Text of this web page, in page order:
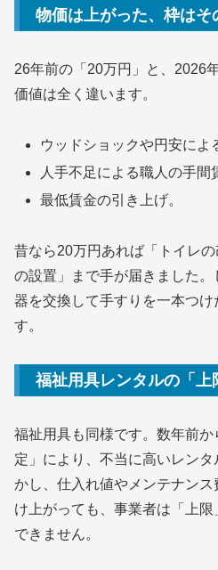
物価は上がった、枠はそ
26年前の「20万円」と、2026
価値は全く違います。
ウッドショックや円安によ
人手不足による職人の手間
最低賃金の引き上げ。
昔なら20万円あれば「トイレ
の設置」まで手が届きました
器を交換して手すりを一本つ
す。
福祉用具レンタルの「上
福祉用具も同様です。数年前
定」により、不当に高いレン
かし、仕入れ値やメンテナン
け上がっても、事業者は「上
できません。